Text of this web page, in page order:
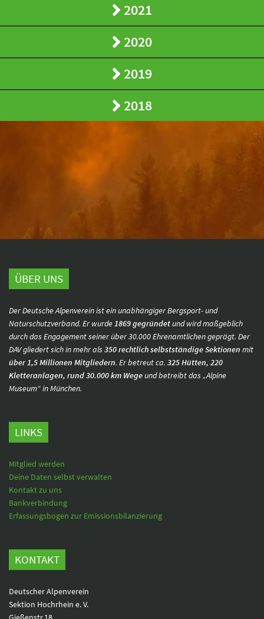
2021
2020
2019
2018
ÜBER UNS
Der Deutsche Alpenverein ist ein unabhängiger Bergsport- und
Naturschutzverband. Er wurde1869 gegründetund wird maßgeblich
durch das Engagement seiner über 30.000 Ehrenamtlichen geprägt. Der
DAV gliedert sich in mehr als 350 rechtlich selbstständige Sektionen mit
über 1,5 Millionen Mitgliedern. Er betreut ca. 325 Hütten, 220
Kletteranlagen, rund 30.000 km Wegeund betreibt das „Alpine
Museum“ in München.
LINKS
Mitglied werden
Deine Daten selbst verwalten
Kontakt zu uns
Bankverbindung
Erfassungsbogen zur Emissionsbilanzierung
KONTAKT
Deutscher Alpenverein
Sektion Hochrhein e. V.